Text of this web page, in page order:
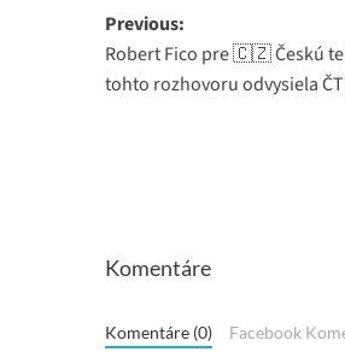
Post
navigation
Previous:
Robert Fico pre 🇨🇿 Českú
tohto rozhovoru odvysiela
Komentáre
Komentáre (0) Facebook